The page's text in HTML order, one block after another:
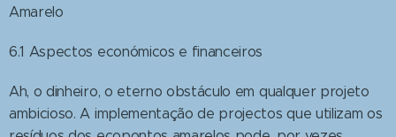
Amarelo
6.1 Aspectos económicos e financeiros
Ah, o dinheiro, o eterno obstáculo em qualquer projeto
ambicioso. A implementação de projectos que utilizam os